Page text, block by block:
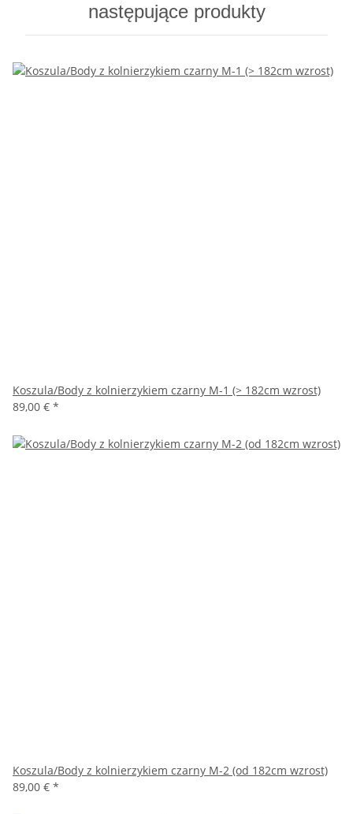
następujące produkty
Koszula/Body z kolnierzykiem czarny M-1 (> 182cm wzrost)
89,00 € *
Koszula/Body z kolnierzykiem czarny M-2 (od 182cm wzrost)
89,00 € *